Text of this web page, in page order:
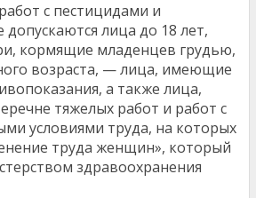
с пестицидами и
лица до 18 лет,
кормящие младенцев грудью,
возраста, — лица, имеющие
а также лица,
тяжелых работ и работ с
условиями труда, на которых
труда женщин», который
здравоохранения